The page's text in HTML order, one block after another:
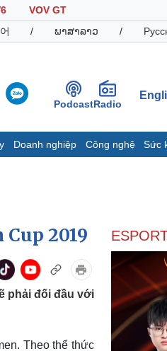
VOV GT
/ ພາສາລາວ /
PodcastRadio
Doanh nghiệp Công nghệ Sức
Doanh nghiệp
Thông tin doanh
Doanh nghiệp 24h
Doanh nhân
2019
phải đối đầu với
Theo thể thức